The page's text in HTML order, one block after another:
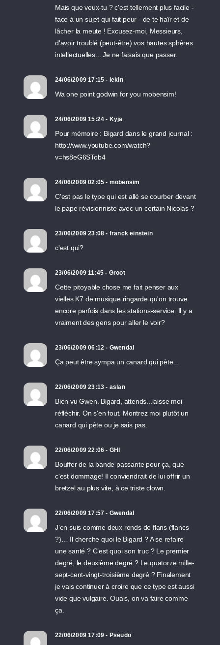
Mais que veux-tu ? c'est tellement plus facile -
face à un sujet qui fait peur - de te haïr et de
lâcher la meute ! Excusez-moi, Messieurs,
d'avoir troublé (peut-être) vos hautes sphères
intellectuelles... Je ne faisais que passer.
24/06/2009 17:15 - lekin
Wa one point godwin for you mobensim!
24/06/2009 15:24 - Kyja
Pour mémoire : Bigard dans le grand journal :
http://www.youtube.com/watch?
v=hs8eG6STob4
24/06/2009 02:05 - mobensim
C'est pas le type qui est allé se courber devant
le pape révisionniste avec un certain Nicolas ?
23/06/2009 23:08 - franck einstein
c'est qui?
23/06/2009 11:45 - Groot
Cette pitoyable chose me fait penser aux
vielles K7 de musique ringarde qu'on trouve
encore parfois dans les stations-service. Il y a
vraiment des gens pour aller le voir?
23/06/2009 06:12 - Gwendal
Ça peut être sympa un canard qui pète...
22/06/2009 23:13 - aslan
Bien vu Gwen. Bigard, attends...laisse moi
réfléchir. On s'en fout. Montrez moi plutôt un
canard qui pète ou je sais pas.
22/06/2009 22:06 - GHI
Bouffer de la bande passante pour ça, que
c'est dommage! Il conviendrait de lui offrir un
bretzel au plus vite, à ce triste clown.
22/06/2009 17:57 - Gwendal
J’en suis comme deux ronds de flans (flancs
?)… Il cherche quoi le Bigard ? A se refaire
une santé ? C’est quoi son truc ? Le premier
degré, le deuxième degré ? Le quatorze mille-
sept-cent-vingt-troisième degré ? Finalement
je vais continuer à croire que ce type est aussi
vide que vulgaire. Ouais, on va faire comme
ça.
22/06/2009 17:09 - Pseudo